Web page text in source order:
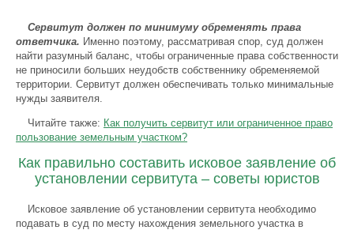
Сервитут должен по минимуму обременять права
ответчика. Именно поэтому, рассматривая спор, суд должен
найти разумный баланс, чтобы ограниченные права собственности
не приносили больших неудобств собственнику обременяемой
территории. Сервитут должен обеспечивать только минимальные
нужды заявителя.
Читайте также: Как получить сервитут или ограниченное право
пользование земельным участком?
Как правильно составить исковое заявление об
установлении сервитута – советы юристов
Исковое заявление об установлении сервитута необходимо
подавать в суд по месту нахождения земельного участка в